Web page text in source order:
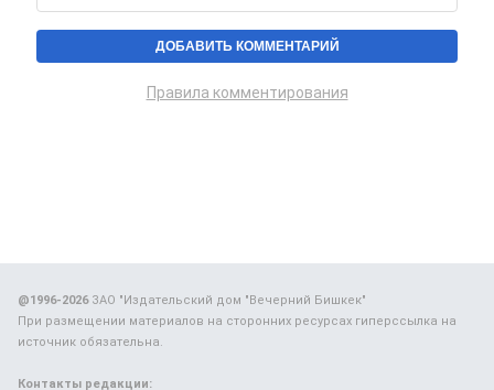
Правила комментирования
@1996-2026ЗАО "Издательский дом "Вечерний Бишкек"
При размещении материалов на сторонних ресурсах гиперссылка на
источник обязательна.
Контакты редакции: